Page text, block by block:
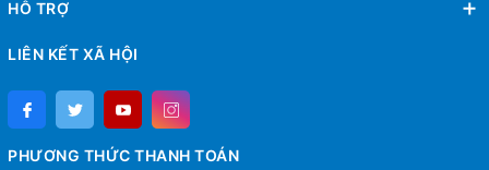
HỖ TRỢ
LIÊN KẾT XÃ HỘI
PHƯƠNG THỨC THANH TOÁN